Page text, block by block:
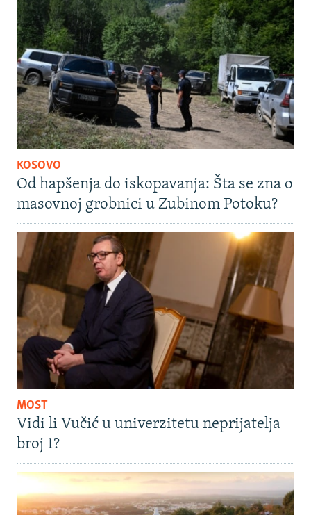
KOSOVO
Od hapšenja do iskopavanja: Šta se zna o
masovnoj grobnici u Zubinom Potoku?
MOST
Vidi li Vučić u univerzitetu neprijatelja
broj 1?